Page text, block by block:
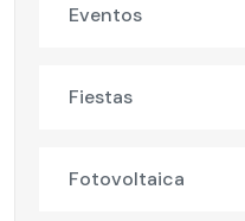
Eventos
Fiestas
Fotovoltaica